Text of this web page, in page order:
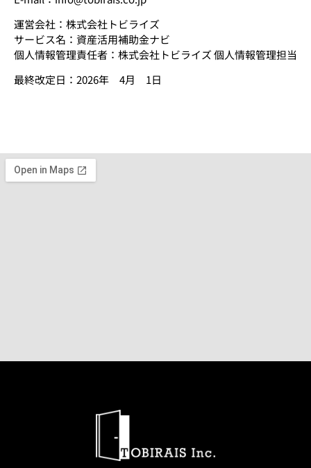
運営会社：株式会社トビライズ
サービス名： 資産活用補助金ナビ
個人情報管理責任者：株式会社トビライズ 個人情報管理担当
最終改定日：2026年 4月 1日